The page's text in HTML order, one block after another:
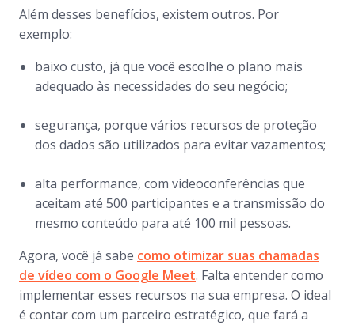
Além desses benefícios, existem outros. Por
exemplo:
baixo custo, já que você escolhe o plano mais
adequado às necessidades do seu negócio;
segurança, porque vários recursos de proteção
dos dados são utilizados para evitar vazamentos;
alta performance, com videoconferências que
aceitam até 500 participantes e a transmissão do
mesmo conteúdo para até 100 mil pessoas.
Agora, você já sabe como otimizar suas chamadas
de vídeo com o Google Meet. Falta entender como
implementar esses recursos na sua empresa. O ideal
é contar com um parceiro estratégico, que fará a